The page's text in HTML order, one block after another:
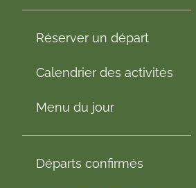
Réserver un départ
Calendrier des activités
Menu du jour
Départs confirmés